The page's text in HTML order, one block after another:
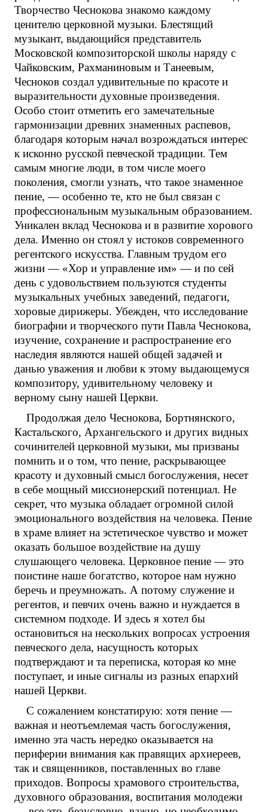
Творчество Чеснокова знакомо каждому
ценителю церковной музыки. Блестящий
музыкант, выдающийся представитель
Московской композиторской школы наряду с
Чайковским, Рахманиновым и Танеевым,
Чесноков создал удивительные по красоте и
выразительности духовные произведения.
Особо стоит отметить его замечательные
гармонизации древних знаменных распевов,
благодаря которым начал возрождаться интерес
к исконно русской певческой традиции. Тем
самым многие люди, в том числе моего
поколения, смогли узнать, что такое знаменное
пение, — особенно те, кто не был связан с
профессиональным музыкальным образованием.
Уникален вклад Чеснокова и в развитие хорового
дела. Именно он стоял у истоков современного
регентского искусства. Главным трудом его
жизни — «Хор и управление им» — и по сей
день с удовольствием пользуются студенты
музыкальных учебных заведений, педагоги,
хоровые дирижеры. Убежден, что исследование
биографии и творческого пути Павла Чеснокова,
изучение, сохранение и распространение его
наследия являются нашей общей задачей и
данью уважения и любви к этому выдающемуся
композитору, удивительному человеку и
верному сыну нашей Церкви.
Продолжая дело Чеснокова, Бортнянского,
Кастальского, Архангельского и других видных
сочинителей церковной музыки, мы призваны
помнить и о том, что пение, раскрывающее
красоту и духовный смысл богослужения, несет
в себе мощный миссионерский потенциал. Не
секрет, что музыка обладает огромной силой
эмоционального воздействия на человека. Пение
в храме влияет на эстетическое чувство и может
оказать большое воздействие на душу
слушающего человека. Церковное пение — это
поистине наше богатство, которое нам нужно
беречь и преумножать. А потому служение и
регентов, и певчих очень важно и нуждается в
системном подходе. И здесь я хотел бы
остановиться на нескольких вопросах устроения
певческого дела, насущность которых
подтверждают и та переписка, которая ко мне
поступает, и иные сигналы из разных епархий
нашей Церкви.
С сожалением констатирую: хотя пение —
важная и неотъемлемая часть богослужения,
именно эта часть нередко оказывается на
периферии внимания как правящих архиереев,
так и священников, поставленных во главе
приходов. Вопросы храмового строительства,
духовного образования, воспитания молодежи